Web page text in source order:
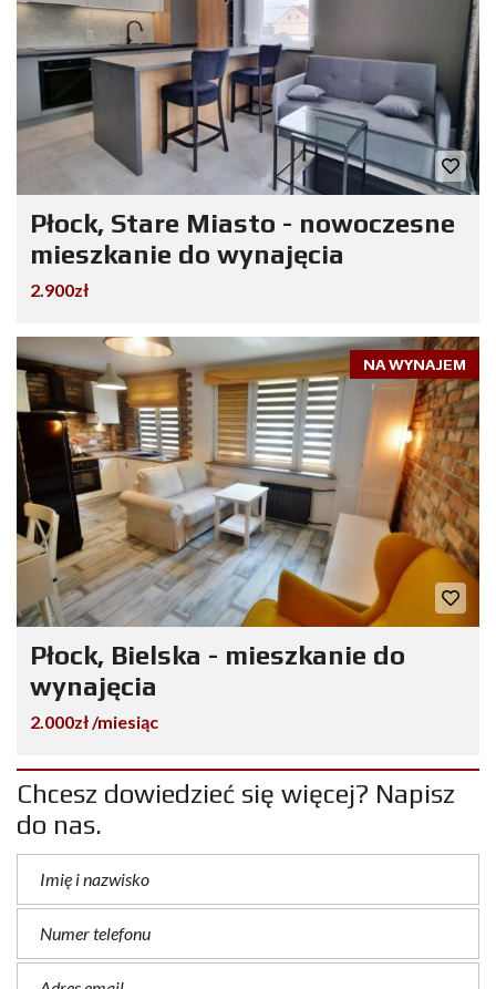
Płock, Stare Miasto - nowoczesne
mieszkanie do wynajęcia
2.900zł
NA WYNAJEM
Płock, Bielska - mieszkanie do
wynajęcia
2.000zł /miesiąc
Chcesz dowiedzieć się więcej? Napisz
do nas.